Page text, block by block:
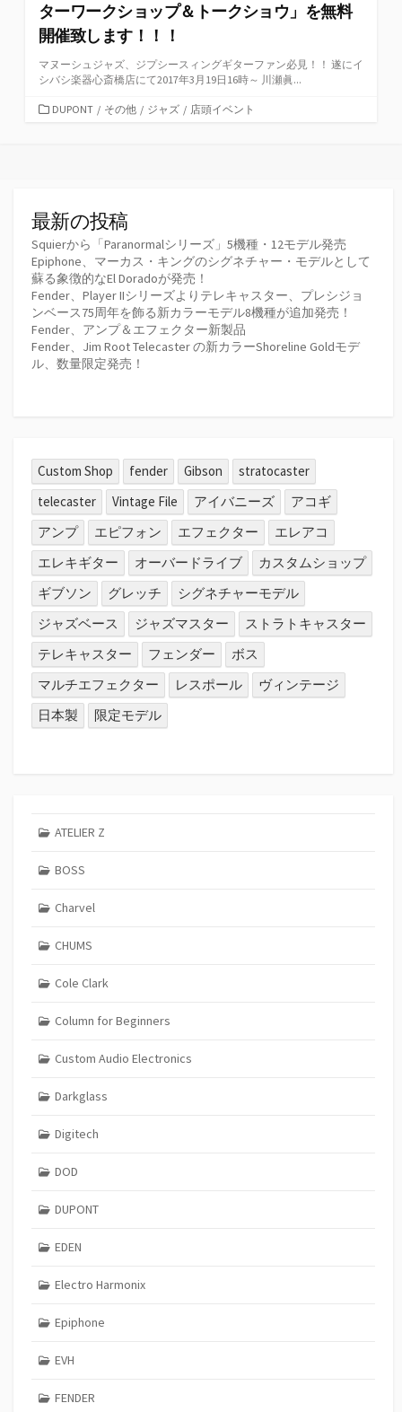
ターワークショップ＆トークショウ」を無料
開催致します！！！
マヌーシュジャズ、ジプシースィングギターファン必見！！ 遂にイ
シバシ楽器心斎橋店にて2017年3月19日16時～ 川瀬眞...
カDUPONT / その他 / ジャズ / 店頭イベント
最新の投稿
Squierから「Paranormalシリーズ」5機種・12モデル発売
Epiphone、マーカス・キングのシグネチャー・モデルとして
蘇る象徴的なEl Doradoが発売！
Fender、Player IIシリーズよりテレキャスター、プレシジョ
ンベース75周年を飾る新カラーモデル8機種が追加発売！
Fender、アンプ＆エフェクター新製品
Fender、Jim Root Telecaster の新カラーShoreline Goldモデ
ル、数量限定発売！
Custom Shop fender Gibson
stratocaster
telecaster
Vintage File アイバニーズ
アコギ
アンプ
エピフォン エフェクター
エレアコ
エレキギター
オーバードライブ
カスタムショップ
ギブソン
グレッチ
シグネチャーモデル
ジャズベース
ジャズマスター
ストラトキャスター
テレキャスター
フェンダー
ボス
マルチエフェクター
レスポール
ヴィンテージ
日本製
限定モデル
ATELIER Z
BOSS
Charvel
CHUMS
Cole Clark
Column for Beginners
Custom Audio Electronics
Darkglass
Digitech
DOD
DUPONT
EDEN
Electro Harmonix
Epiphone
EVH
FENDER